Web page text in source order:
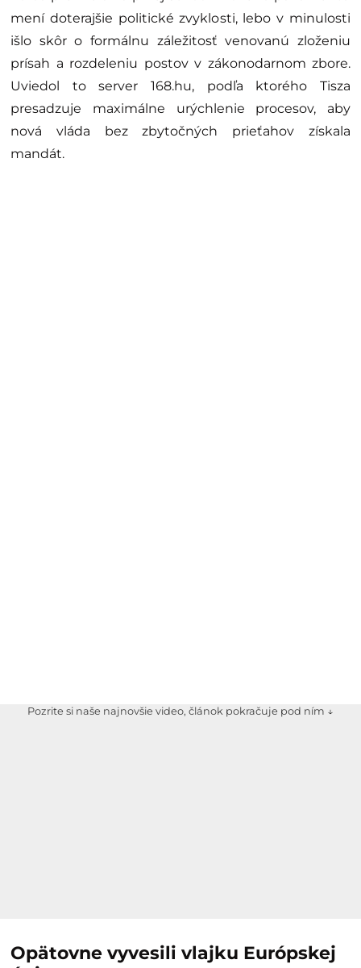
mení doterajšie politické zvyklosti, lebo v minulosti
išlo skôr o formálnu záležitosť venovanú zloženiu
prísah a rozdeleniu postov v zákonodarnom zbore.
Uviedol to server 168.hu, podľa ktorého Tisza
presadzuje maximálne urýchlenie procesov, aby
nová vláda bez zbytočných prieťahov získala
mandát.
Pozrite si naše najnovšie video, článok pokračuje pod ním ↓
Opätovne vyvesili vlajku Európskej